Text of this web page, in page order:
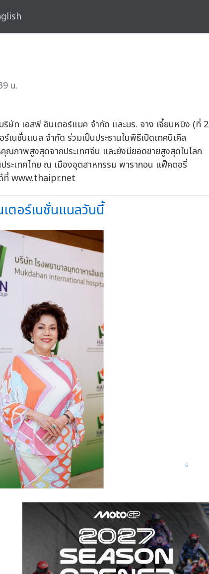
น.
ษัท เอสพี อินเตอร์แมค จำกัด และมร. จาง เจี้ยนหมิง (ที่ 2
เนชั่นแนล จำกัด ร่วมเป็นประธานในพิธีเปิดเทคนิเคิล
ณภาพสูงสุดจากประเทศจีน และยังมียอดขายสูงสุดในโลก
ระเทศไทย ณ เมืองอุตสาหกรรม พารากอน แฟ็คตอรี่
ที่ www.thaipr.net
ตอร์เนชั่นแนลวันนี้